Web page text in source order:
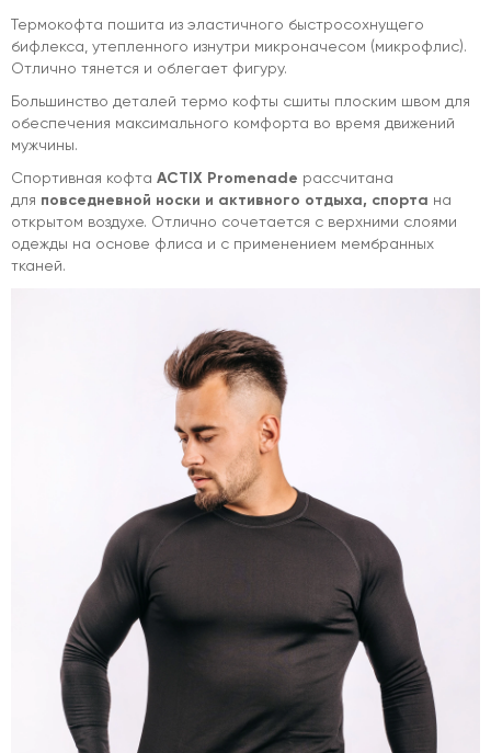
Термокофта пошита из эластичного быстросохнущего
бифлекса, утепленного изнутри микроначесом (микрофлис).
Отлично тянется и облегает фигуру.
Большинство деталей термо кофты сшиты плоским швом для
обеспечения максимального комфорта во время движений
мужчины.
Спортивная кофта ACTIX Promenade рассчитана
для повседневной носки и активного отдыха, спорта на
открытом воздухе. Отлично сочетается с верхними слоями
одежды на основе флиса и с применением мембранных
тканей.